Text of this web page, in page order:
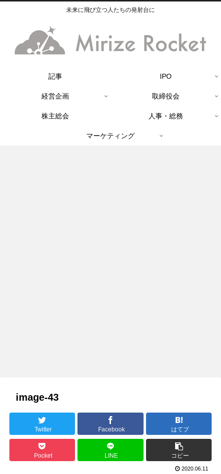
未来に飛び立つ人たちの発射台に
記事 IPO
経営企画 取締役会
株主総会 人事・総務
マーケティング
image-43
Twitter Facebook はてブ
Pocket LINE コピー
2020.06.11